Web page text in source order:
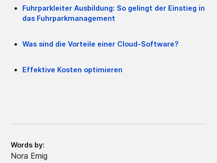
Fuhrparkleiter Ausbildung: So gelingt der Einstieg in
das Fuhrparkmanagement
Was sind die Vorteile einer Cloud-Software?
Effektive Kosten optimieren
Words by:
Nora Emig